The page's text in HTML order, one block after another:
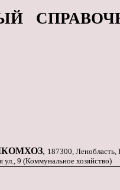
, 187300,
ул., 9 (Коммунальное хозяйство)